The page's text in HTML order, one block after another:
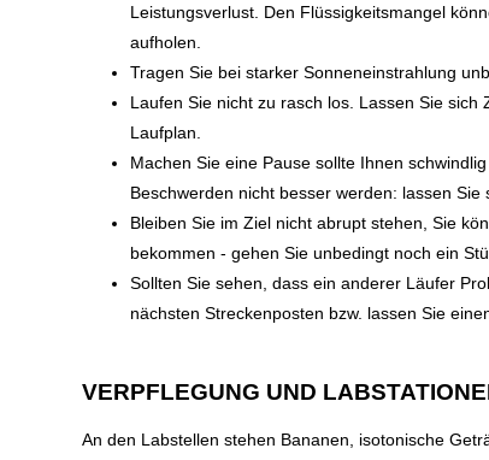
Leistungsverlust. Den Flüssigkeitsmangel
aufholen.
Tragen Sie bei starker Sonneneinstrahlung
Laufen Sie nicht zu rasch los. Lassen Sie
Laufplan.
Machen Sie eine Pause sollte Ihnen
Beschwerden nicht besser werden: lassen Sie
Bleiben Sie im Ziel nicht abrupt stehen, Sie
bekommen - gehen Sie unbedingt noch ein
Sollten Sie sehen, dass ein anderer Läufer
nächsten Streckenposten bzw. lassen Sie
VERPFLEGUNG UND
An den Labstellen stehen Bananen, isotonische